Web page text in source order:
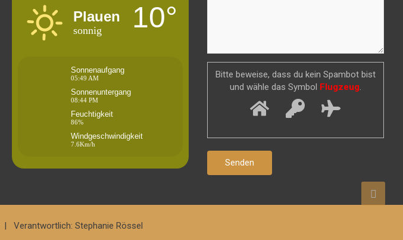
Plauen
sonnig 10°
Sonnenaufgang
05:49 AM
Sonnenuntergang
08:44 PM
Feuchtigkeit
86%
Windgeschwindigkeit
7.6Km/h
Bitte beweise, dass du kein Spambot bist
und wähle das Symbol Flugzeug.
Verantwortlich: Stephanie Rössel